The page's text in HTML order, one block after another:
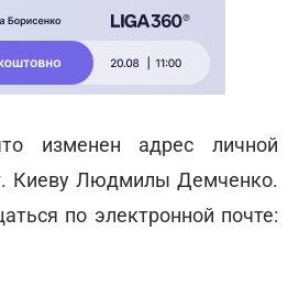
изменен адрес личной
Киеву Людмилы Демченко.
по электронной почте: